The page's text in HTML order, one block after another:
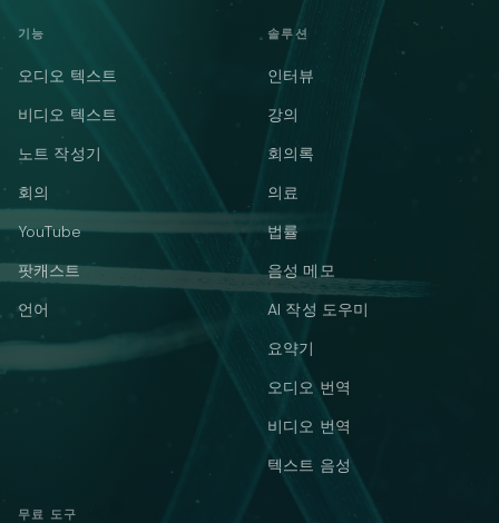
기능
오디오 텍스트
비디오 텍스트
노트 작성기
회의
YouTube
팟캐스트
언어
솔루션
인터뷰
강의
회의록
의료
법률
음성 메모
AI 작성 도우미
요약기
오디오 번역
비디오 번역
텍스트 음성
무료 도구